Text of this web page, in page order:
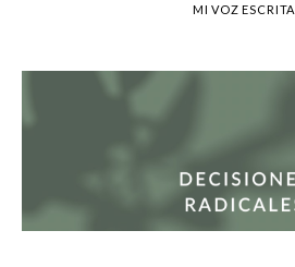
MI VOZ ESCRITA